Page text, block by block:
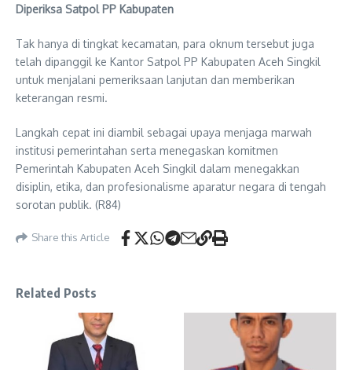
Diperiksa Satpol PP Kabupaten
Tak hanya di tingkat kecamatan, para oknum tersebut juga
telah dipanggil ke Kantor Satpol PP Kabupaten Aceh Singkil
untuk menjalani pemeriksaan lanjutan dan memberikan
keterangan resmi.
Langkah cepat ini diambil sebagai upaya menjaga marwah
institusi pemerintahan serta menegaskan komitmen
Pemerintah Kabupaten Aceh Singkil dalam menegakkan
disiplin, etika, dan profesionalisme aparatur negara di tengah
sorotan publik. (R84)
Share this Article
Related Posts